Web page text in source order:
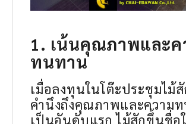
1. เน้นคุณภาพและค
ทนทาน
เมื่อลงทุนในโต๊ะประชุมไม้
คำนึงถึงคุณภาพและความ
เป็นอันดับแรก ไม้สักขึ้นชื่อ